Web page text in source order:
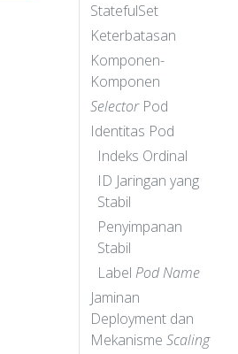
StatefulSet
Keterbatasan
Komponen-
Komponen
SelectorPod
Identitas Pod
Indeks Ordinal
ID Jaringan yang
Stabil
Penyimpanan
Stabil
Label Pod Name
Jaminan
Deployment dan
MekanismeScaling